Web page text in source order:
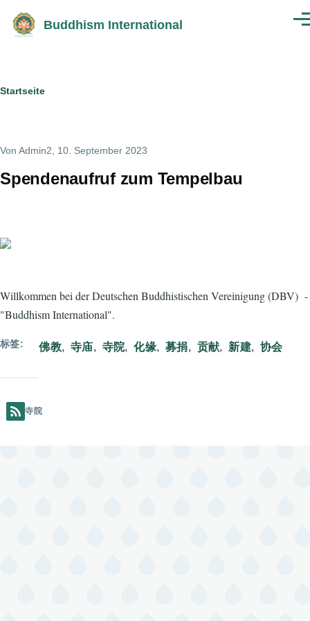
Buddhism International
Pfadnavigation
Startseite
Von Admin2 , 10. September 2023
Spendenaufruf zum Tempelbau
Willkommen bei der Deutschen Buddhistischen Vereinigung (DBV) -
"Buddhism International".
标签 佛教 寺庙 寺院 化缘 募捐 贡献 新建 协会
寺院